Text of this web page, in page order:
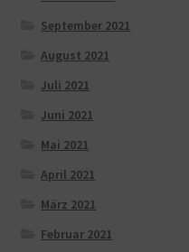
September 2021
August 2021
Juli 2021
Juni 2021
Mai 2021
April 2021
März 2021
Februar 2021